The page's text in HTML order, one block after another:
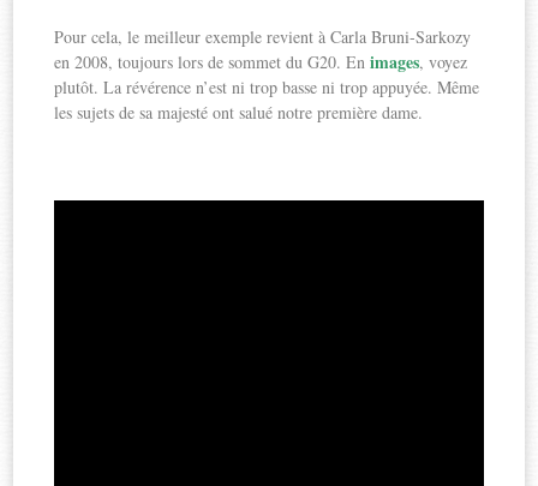
Pour cela, le meilleur exemple revient à Carla Bruni-Sarkozy
en 2008, toujours lors de sommet du G20. Enimages, voyez
plutôt. La révérence n’est ni trop basse ni trop appuyée. Même
les sujets de sa majesté ont salué notre première dame.